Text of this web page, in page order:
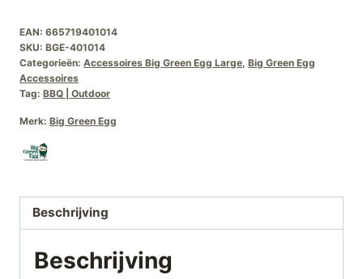
Large-
Pizzasteen-
Large
aantal
EAN: 665719401014
SKU: BGE-401014
Categorieën: Accessoires Big Green Egg Large, Big Green Egg
Accessoires
Tag: BBQ | Outdoor
Merk: Big Green Egg
Beschrijving
Beschrijving